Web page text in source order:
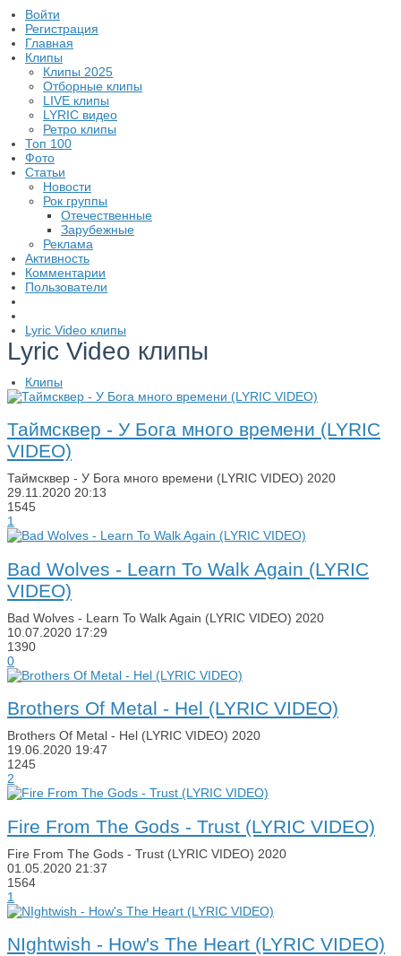
Войти
Регистрация
Главная
Клипы
Клипы 2025
Отборные клипы
LIVE клипы
LYRIC видео
Ретро клипы
Топ 100
Фото
Статьи
Новости
Рок группы
Отечественные
Зарубежные
Реклама
Активность
Комментарии
Пользователи
Lyric Video клипы
Lyric Video клипы
Клипы
Таймсквер - У Бога много времени (LYRIC
VIDEO)
Таймсквер - У Бога много времени (LYRIC VIDEO) 2020
29.11.2020 20:13
1545
1
Bad Wolves - Learn To Walk Again (LYRIC
VIDEO)
Bad Wolves - Learn To Walk Again (LYRIC VIDEO) 2020
10.07.2020 17:29
1390
0
Brothers Of Metal - Hel (LYRIC VIDEO)
Brothers Of Metal - Hel (LYRIC VIDEO) 2020
19.06.2020 19:47
1245
2
Fire From The Gods - Trust (LYRIC VIDEO)
Fire From The Gods - Trust (LYRIC VIDEO) 2020
01.05.2020 21:37
1564
1
NIghtwish - How's The Heart (LYRIC VIDEO)